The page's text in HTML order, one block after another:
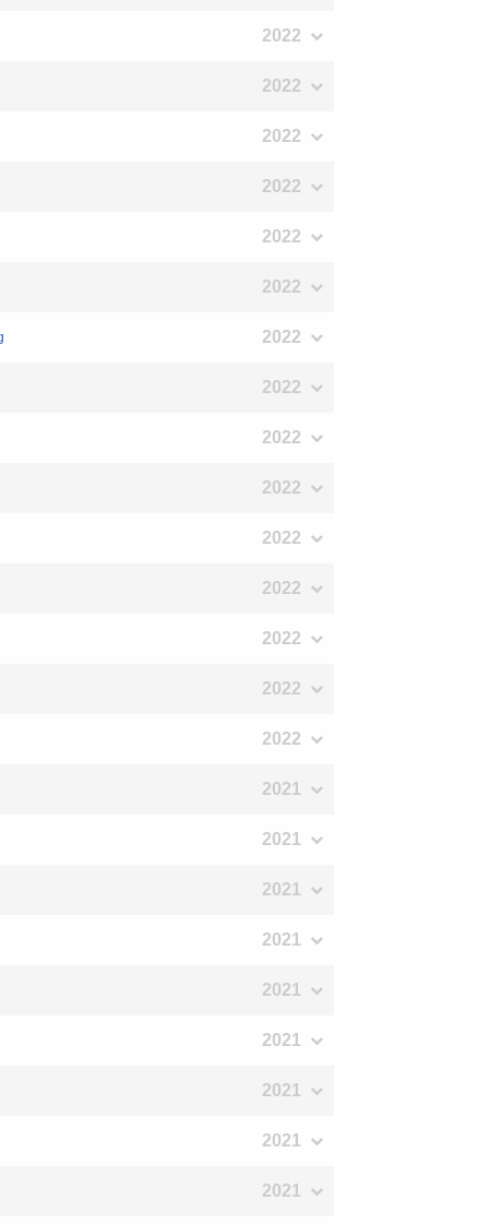
2022
2022
2022
2022
2022
2022
2022
2022
2022
2022
2022
2022
2022
2022
2022
2021
2021
2021
2021
2021
2021
2021
2021
2021